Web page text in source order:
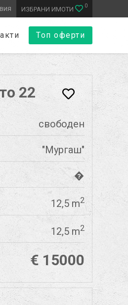
ИЗБРАНИ ИМОТИ 0
Топ оферти
22
свободен
"Мургаш"
�
12,5 m2
12,5 m2
€ 15000